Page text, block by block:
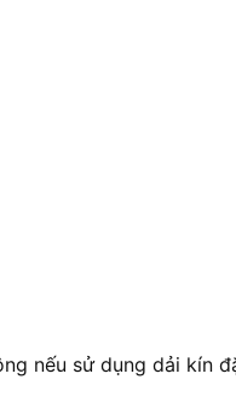
nếu sử dụng dải kín